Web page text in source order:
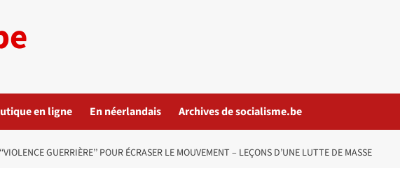
en ligne En néerlandais Archives de socialisme.be
GUERRIÈRE’’ POUR ÉCRASER LE MOUVEMENT – LEÇONS D’UNE LUTTE DE MASSE